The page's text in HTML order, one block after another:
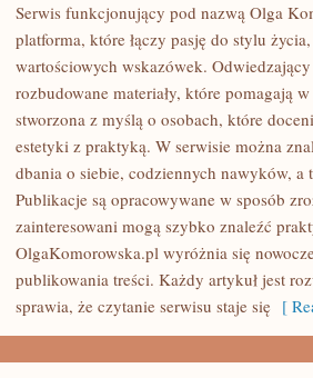
TECHNOLOGIE
INNOWACJE
Serwis funkcjonujący pod nazwą Olga
platforma, które łączy pasję do stylu
wartościowych wskazówek.
rozbudowane materiały, które pomagają
stworzona z myślą o osobach, które
estetyki z praktyką. W serwisie można
dbania o siebie, codziennych nawyków, a
Publikacje są opracowywane w sposób
zainteresowani mogą szybko znaleźć
OlgaKomorowska.pl wyróżnia się
publikowania treści. Każdy artykuł jest
sprawia, że czytanie serwisu staje się [